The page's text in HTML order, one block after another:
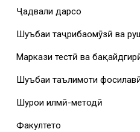
Ҷадвали дарсҳо
Шуъбаи таҷрибаомӯзӣ ва
Маркази тестӣ ва
Шуъбаи таълимоти
Шурои илмӣ-методӣ
Факултетҳо